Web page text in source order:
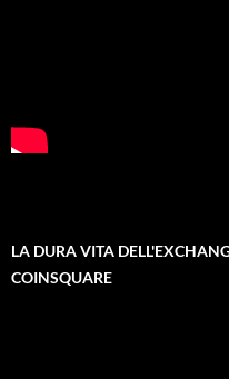
LA DURA VITA
COINSQUARE